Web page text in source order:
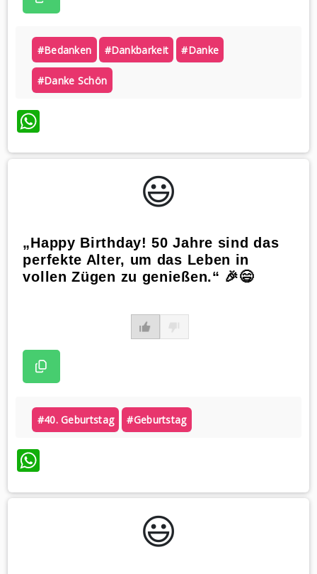
#bedanken #dankbarkeit #danke
#danke Schön
WhatsApp
😃️
„Happy Birthday! 50 Jahre sind das
perfekte Alter, um das Leben in
vollen Zügen zu genießen.“ 🎉😄
#40. Geburtstag #geburtstag
WhatsApp
😃️